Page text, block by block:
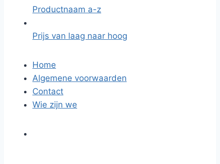
Productnaam a-z
Prijs van laag naar hoog
Home
Algemene voorwaarden
Contact
Wie zijn we